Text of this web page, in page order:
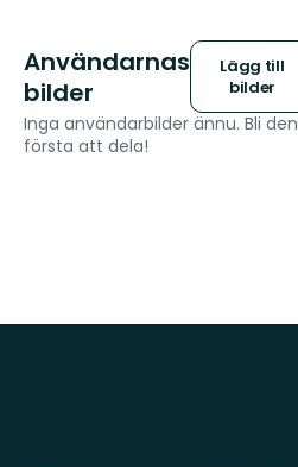
Användarnas
bilder
Lägg till
bilder
Inga användarbilder ännu. Bli den
första att dela!